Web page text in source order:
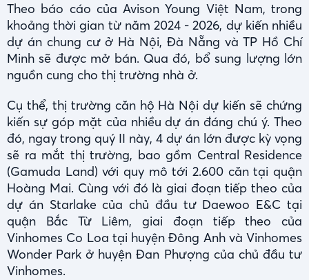
Theo báo cáo của Avison Young Việt Nam, trong
khoảng thời gian từ năm 2024 - 2026, dự kiến nhiều
dự án chung cư ở Hà Nội, Đà Nẵng và TP Hồ Chí
Minh sẽ được mở bán. Qua đó, bổ sung lượng lớn
nguồn cung cho thị trường nhà ở.
Cụ thể, thị trường căn hộ Hà Nội dự kiến sẽ chứng
kiến sự góp mặt của nhiều dự án đáng chú ý. Theo
đó, ngay trong quý II này, 4 dự án lớn được kỳ vọng
sẽ ra mắt thị trường, bao gồm Central Residence
(Gamuda Land) với quy mô tới 2.600 căn tại quận
Hoàng Mai. Cùng với đó là giai đoạn tiếp theo của
dự án Starlake của chủ đầu tư Daewoo E&C tại
quận Bắc Từ Liêm, giai đoạn tiếp theo của
Vinhomes Co Loa tại huyện Đông Anh và Vinhomes
Wonder Park ở huyện Đan Phượng của chủ đầu tư
Vinhomes.